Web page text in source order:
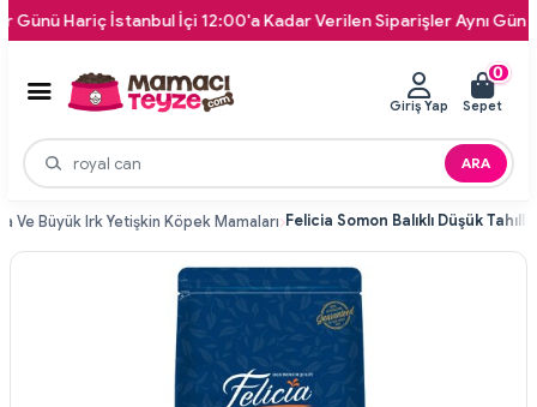
Hariç İstanbul İçi 12:00'a Kadar Verilen Siparişler Aynı Gün
ARA
Giriş Yap
0
Sepet
Ve Büyük Irk Yetişkin Köpek Mamaları